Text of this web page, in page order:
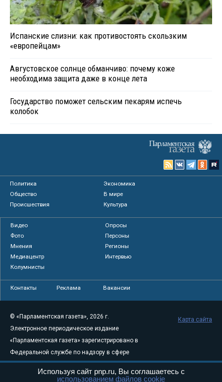
Испанские слизни: как противостоять скользким
«европейцам»
Августовское солнце обманчиво: почему коже
необходима защита даже в конце лета
Государство поможет сельским пекарям испечь
колобок
Политика
Экономика
Общество
В мире
Происшествия
Культура
Видео
Опросы
Фото
Персоны
Мнения
Регионы
Медиацентр
Интервью
Колумнисты
Контакты Реклама Вакансии
© «Парламентская газета», 2026 г.
Электронное периодическое издание
«Парламентская газета» зарегистрировано в
Федеральной службе по надзору в сфере
связи, информационных технологий и
массовых коммуникаций (Роскомнадзор) 05
Карта сайта
Используя сайт pnp.ru, Вы соглашаетесь с
использованием файлов cookie